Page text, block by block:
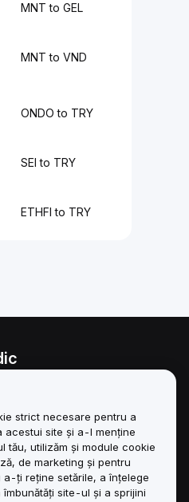
MNT to GEL
MNT to VND
ONDO to TRY
SEI to TRY
ETHFI to TRY
Politicii de
și administrare
ESG
strict necesare pentru a
acestui site și a-l menține
tău, utilizăm și module cookie
de marketing și pentru
ți reține setările, a înțelege
site-ul și a sprijini